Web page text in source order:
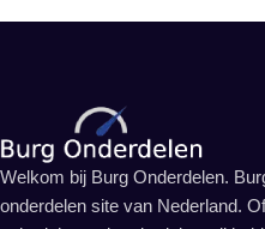
Welkom bij Burg Onderdelen.
onderdelen site van Nederland.